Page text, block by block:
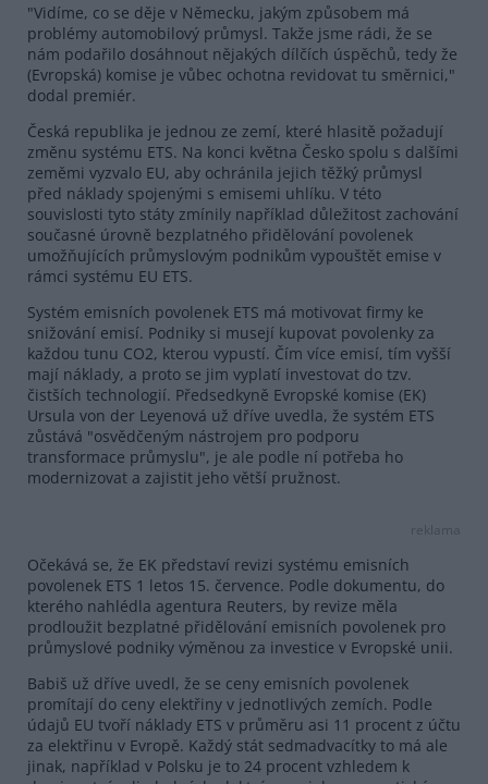
"Vidíme, co se děje v Německu, jakým způsobem má
problémy automobilový průmysl. Takže jsme rádi, že se
nám podařilo dosáhnout nějakých dílčích úspěchů, tedy že
(Evropská) komise je vůbec ochotna revidovat tu směrnici,"
dodal premiér.
Česká republika je jednou ze zemí, které hlasitě požadují
změnu systému ETS. Na konci května Česko spolu s dalšími
zeměmi vyzvalo EU, aby ochránila jejich těžký průmysl
před náklady spojenými s emisemi uhlíku. V této
souvislosti tyto státy zmínily například důležitost zachování
současné úrovně bezplatného přidělování povolenek
umožňujících průmyslovým podnikům vypouštět emise v
rámci systému EU ETS.
Systém emisních povolenek ETS má motivovat firmy ke
snižování emisí. Podniky si musejí kupovat povolenky za
každou tunu CO2, kterou vypustí. Čím více emisí, tím vyšší
mají náklady, a proto se jim vyplatí investovat do tzv.
čistších technologií. Předsedkyně Evropské komise (EK)
Ursula von der Leyenová už dříve uvedla, že systém ETS
zůstává "osvědčeným nástrojem pro podporu
transformace průmyslu", je ale podle ní potřeba ho
modernizovat a zajistit jeho větší pružnost.
reklama
Očekává se, že EK představí revizi systému emisních
povolenek ETS 1 letos 15. července. Podle dokumentu, do
kterého nahlédla agentura Reuters, by revize měla
prodloužit bezplatné přidělování emisních povolenek pro
průmyslové podniky výměnou za investice v Evropské unii.
Babiš už dříve uvedl, že se ceny emisních povolenek
promítají do ceny elektřiny v jednotlivých zemích. Podle
údajů EU tvoří náklady ETS v průměru asi 11 procent z účtu
za elektřinu v Evropě. Každý stát sedmadvacítky to má ale
jinak, například v Polsku je to 24 procent vzhledem k